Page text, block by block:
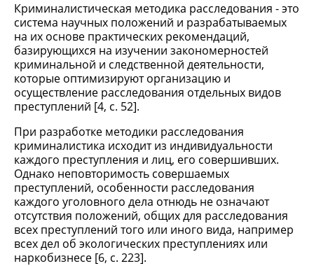
Криминалистическая методика расследования - это
система научных положений и разрабатываемых
на их основе практических рекомендаций,
базирующихся на изучении закономерностей
криминальной и следственной деятельности,
которые оптимизируют организацию и
осуществление расследования отдельных видов
преступлений [4, с. 52].
При разработке методики расследования
криминалистика исходит из индивидуальности
каждого преступления и лиц, его совершивших.
Однако неповторимость совершаемых
преступлений, особенности расследования
каждого уголовного дела отнюдь не означают
отсутствия положений, общих для расследования
всех преступлений того или иного вида, например
всех дел об экологических преступлениях или
наркобизнесе [6, с. 223].